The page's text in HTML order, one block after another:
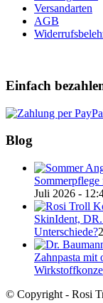
Versandarten
AGB
Einfach
Blog
Juli 2026 -
SkinIdent,
Unterschiede?
Zahnpasta mit
© Copyright - Rosi